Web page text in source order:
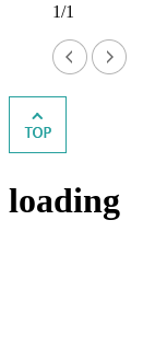
1/1
loading